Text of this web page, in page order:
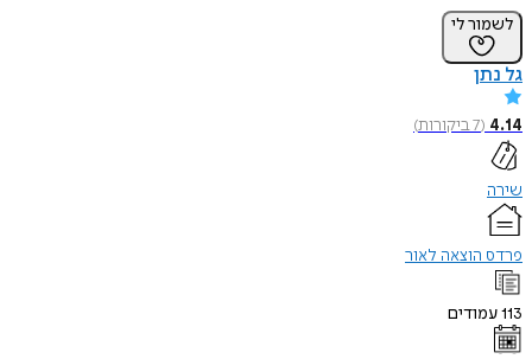
לשמור לי
גל נתן
4.14
(
7ביקורות)
שירה
פרדס הוצאה לאור
113עמודים